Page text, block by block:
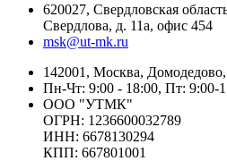
620027, Свердловская
Свердлова, д. 11а, офис 454
msk@ut-mk.ru
142001, Москва,
Пн-Чт: 9:00 - 18:00, Пт: 9:00-
ООО "УТМК"
ОГРН: 1236600032789
ИНН: 6678130294
КПП: 667801001